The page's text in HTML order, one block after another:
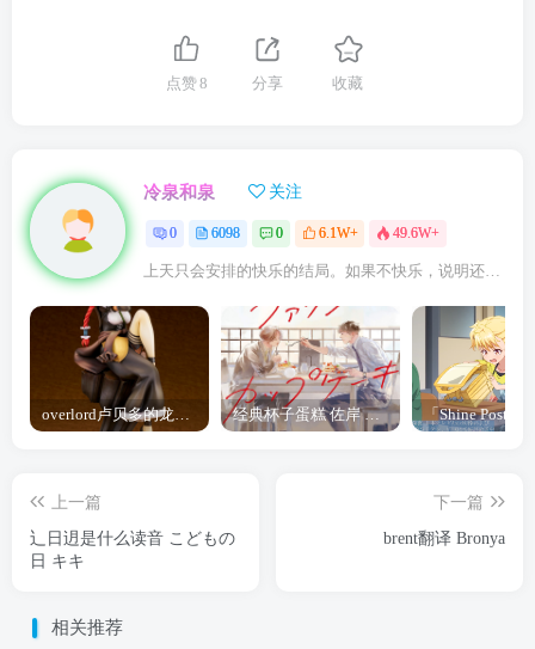
点赞8 分享 收藏
冷泉和泉 关注
0 6098 0 6.1W+ 49.6W+
上天只会安排的快乐的结局。如果不快乐，说明还不是最后结局
overlord卢贝多的龙王谁厉害 「Overlord」露普斯蕾琪娜·贝塔手办开订 经典杯子蛋糕 佐岸 漫画「经典杯子蛋糕」宣布真人日剧化
上一篇
辶日迌是什么读音 こどもの
日 キキ
下一篇
brent翻译 Bronya
相关推荐